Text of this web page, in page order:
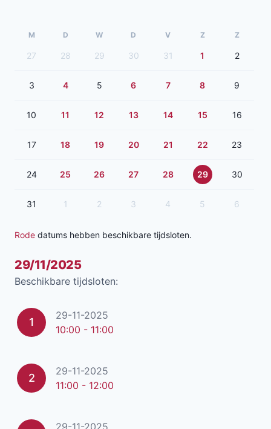
M D W D V Z Z
27 28 29 30 31 1 2
3 4 5 6 7 8 9
10 11 12 13 14 15 16
17 18 19 20 21 22 23
24 25 26 27 28 29 30
31 1 2 3 4 5 6
Rode datums hebben beschikbare tijdsloten.
29/11/2025
Beschikbare tijdsloten:
1
29-11-2025
10:00 - 11:00
2
29-11-2025
11:00 - 12:00
29-11-2025